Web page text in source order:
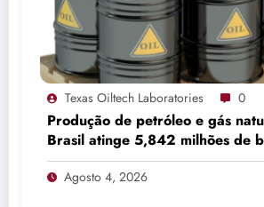
Texas Oiltech Laboratories 0
Produção de petróleo e gás
Brasil atinge 5,842 milhões de
junho
Agosto 4, 2026